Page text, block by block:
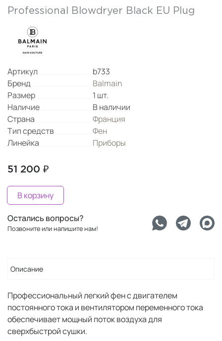
Professional Blowdryer Black EU Plug
Артикул
b733
Бренд
Balmain
Размер
1 шт.
Наличие
В наличии
Страна
Франция
Тип средств
Фен
Линейка
Приборы
51 200 ₽
В корзину
Остались вопросы?
Позвоните или напишите нам!
Описание
Профессиональный легкий фен с двигателем
постоянного тока и вентилятором переменного тока
обеспечивает мощный поток воздуха для
сверхбыстрой сушки.